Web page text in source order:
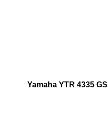
Yamaha YTR 4335 GSII